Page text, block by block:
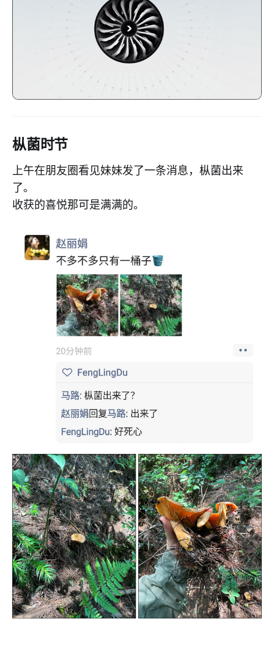
枞菌时节
上午在朋友圈看见妹妹发了一条消息，枞菌出来
了。
收获的喜悦那可是满满的。